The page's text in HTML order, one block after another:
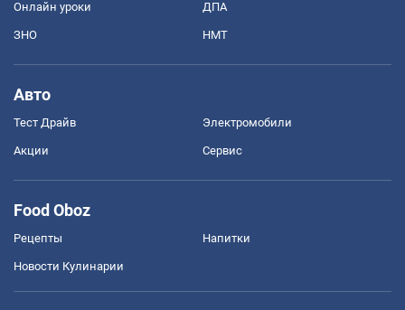
Онлайн уроки ДПА
ЗНО НМТ
Авто
Тест Драйв Электромобили
Акции Сервис
Food Oboz
Рецепты Напитки
Новости Кулинарии